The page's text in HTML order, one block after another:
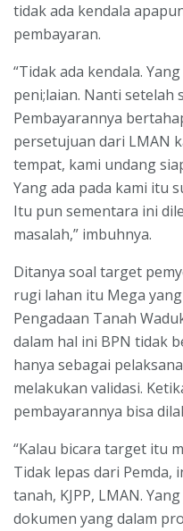
tidak ada kendala
pembayaran.
“Tidak ada kendala.
peni;laian. Nanti setelah
Pembayarannya
persetujuan dari LMAN
tempat, kami undang
Yang ada pada kami itu
Itu pun sementara ini
masalah,” imbuhnya.
Ditanya soal target
rugi lahan itu Mega
Pengadaan Tanah
dalam hal ini BPN tidak
hanya sebagai
melakukan validasi.
pembayarannya bisa
“Kalau bicara target itu
Tidak lepas dari Pemda,
tanah, KJPP, LMAN.
dokumen yang dalam